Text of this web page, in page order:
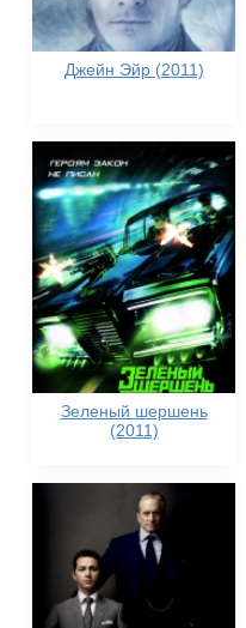
Джейн Эйр (2011)
Зеленый шершень
(2011)